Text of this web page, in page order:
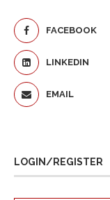
FACEBOOK
LINKEDIN
EMAIL
LOGIN/REGISTER